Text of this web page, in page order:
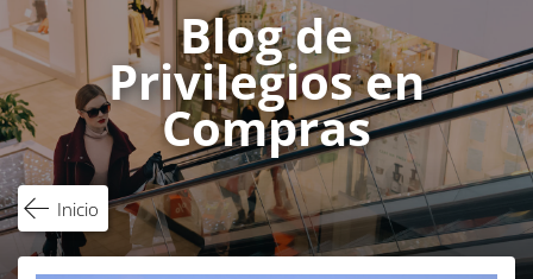
Blog de
Privilegios en
Compras
Inicio